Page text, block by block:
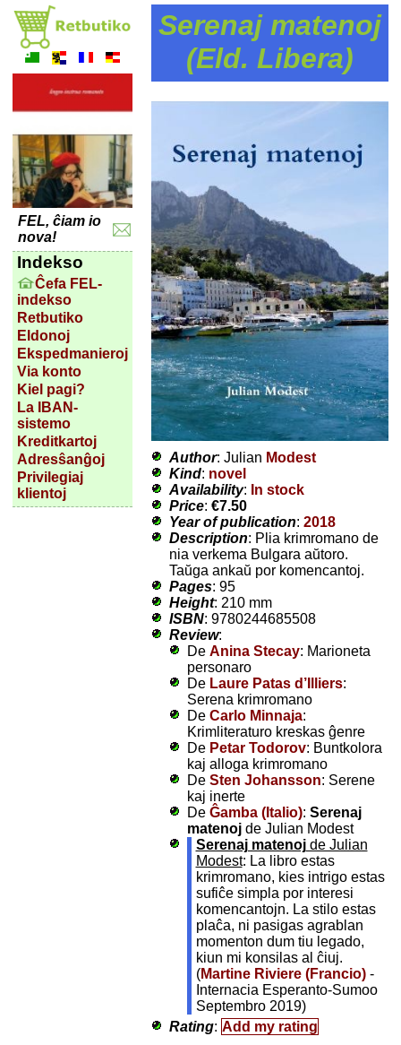
FEL, ĉiam io
nova!
Indekso
Ĉefa FEL-
indekso
Retbutiko
Eldonoj
Ekspedmanieroj
Via konto
Kiel pagi?
La IBAN-
sistemo
Kreditkartoj
Adresŝanĝoj
Privilegiaj
klientoj
Serenaj matenoj
(Eld. Libera)
Author: Julian Modest
Kind: novel
Availability: In stock
Price: €7.50
Year of publication: 2018
Description: Plia krimromano de
nia verkema Bulgara aŭtoro.
Taŭga ankaŭ por komencantoj.
Pages: 95
Height: 210 mm
ISBN: 9780244685508
Review:
De Anina Stecay: Marioneta
personaro
De Laure Patas d’Illiers:
Serena krimromano
De Carlo Minnaja:
Krimliteraturo kreskas ĝenre
De Petar Todorov: Buntkolora
kaj alloga krimromano
De Sten Johansson: Serene
kaj inerte
De Ĝamba (Italio): Serenaj
matenojde Julian Modest
Serenaj matenojde Julian
Modest: La libro estas
krimromano, kies intrigo estas
sufiĉe simpla por interesi
komencantojn. La stilo estas
plaĉa, ni pasigas agrablan
momenton dum tiu legado,
kiun mi konsilas al ĉiuj.
(Martine Riviere (Francio)-
Internacia Esperanto-Sumoo
Septembro 2019)
Rating: Add my rating